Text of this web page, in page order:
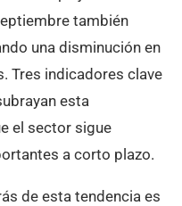
también
una disminución en
Tres indicadores clave
esta
el sector sigue
a corto plazo.
de esta tendencia es